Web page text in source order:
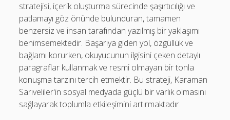
stratejisi, içerik oluşturma sürecinde şaşırtıcılığı ve
patlamayı göz önünde bulunduran, tamamen
benzersiz ve insan tarafından yazılmış bir yaklaşımı
benimsemektedir. Başarıya giden yol, özgüllük ve
bağlamı korurken, okuyucunun ilgisini çeken detaylı
paragraflar kullanmak ve resmi olmayan bir tonla
konuşma tarzını tercih etmektir. Bu strateji, Karaman
Sarıveliler'in sosyal medyada güçlü bir varlık olmasını
sağlayarak toplumla etkileşimini artırmaktadır.